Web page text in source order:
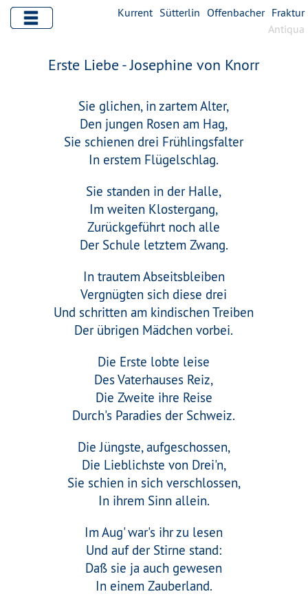
Kurrent Sütterlin Offenbacher Fraktur
Antiqua
Erste Liebe - Josephine von Knorr
Sie glichen, in zartem Alter,
Den jungen Rosen am Hag,
Sie schienen drei Frühlingsfalter
In erstem Flügelschlag.
Sie standen in der Halle,
Im weiten Klostergang,
Zurückgeführt noch alle
Der Schule letztem Zwang.
In trautem Abseitsbleiben
Vergnügten sich diese drei
Und schritten am kindischen Treiben
Der übrigen Mädchen vorbei.
Die Erste lobte leise
Des Vaterhauses Reiz,
Die Zweite ihre Reise
Durch's Paradies der Schweiz.
Die Jüngste, aufgeschossen,
Die Lieblichste von Drei'n,
Sie schien in sich verschlossen,
In ihrem Sinn allein.
Im Aug' war's ihr zu lesen
Und auf der Stirne stand:
Daß sie ja auch gewesen
In einem Zauberland.